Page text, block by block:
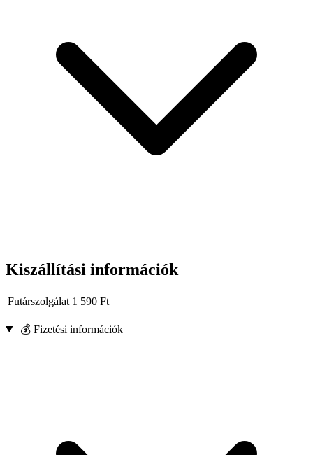
Kiszállítási információk
Futárszolgálat 1 590 Ft
💰 Fizetési információk